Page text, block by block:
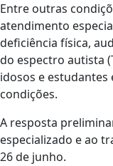
Entre outras
atendimento
deficiência física,
do espectro autista
idosos e estudantes
condições.
A resposta
especializado e ao
26 de junho.